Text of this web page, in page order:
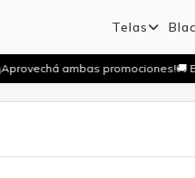
Telas
ambas promociones!🚚